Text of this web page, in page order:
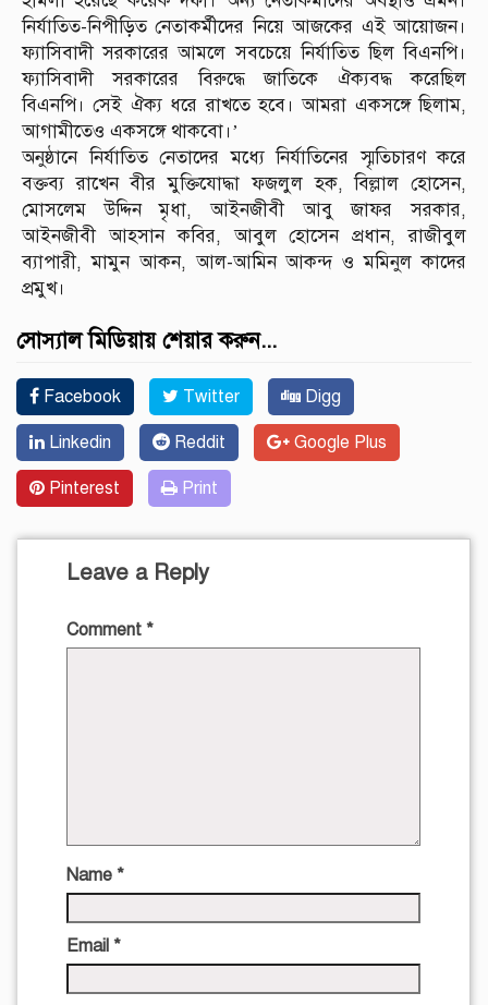
নির্যাতিত-নিপীড়িত নেতাকর্মীদের নিয়ে আজকের এই আয়োজন।
ফ্যাসিবাদী সরকারের আমলে সবচেয়ে নির্যাতিত ছিল বিএনপি।
ফ্যাসিবাদী সরকারের বিরুদ্ধে জাতিকে ঐক্যবদ্ধ করেছিল
বিএনপি। সেই ঐক্য ধরে রাখতে হবে। আমরা একসঙ্গে ছিলাম,
আগামীতেও একসঙ্গে থাকবো।’
অনুষ্ঠানে নির্যাতিত নেতাদের মধ্যে নির্যাতিনের স্মৃতিচারণ করে
বক্তব্য রাখেন বীর মুক্তিযোদ্ধা ফজলুল হক, বিল্লাল হোসেন,
মোসলেম উদ্দিন মৃধা, আইনজীবী আবু জাফর সরকার,
আইনজীবী আহসান কবির, আবুল হোসেন প্রধান, রাজীবুল
ব্যাপারী, মামুন আকন, আল-আমিন আকন্দ ও মমিনুল কাদের
প্রমুখ।
সোস্যাল মিডিয়ায় শেয়ার করুন...
Facebook Twitter Digg
Linkedin Reddit Google Plus
Pinterest Print
Leave a Reply
Comment *
Name *
Email *